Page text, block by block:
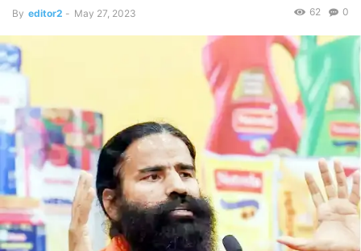
By editor2 - May 27, 2023 0
62